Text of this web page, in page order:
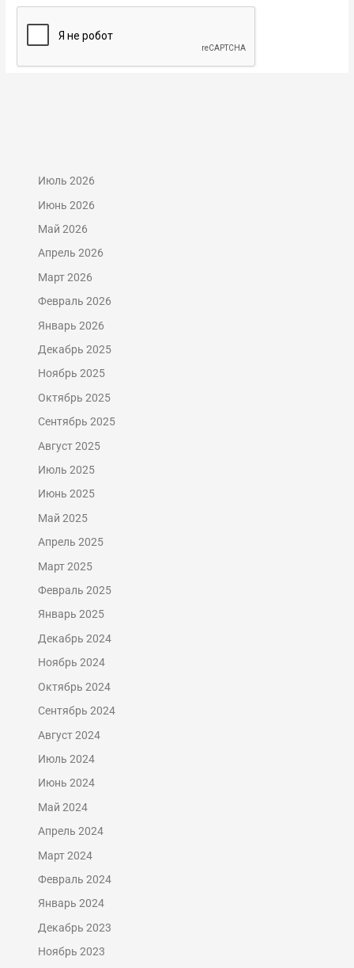
Июль 2026
Июнь 2026
Май 2026
Апрель 2026
Март 2026
Февраль 2026
Январь 2026
Декабрь 2025
Ноябрь 2025
Октябрь 2025
Сентябрь 2025
Август 2025
Июль 2025
Июнь 2025
Май 2025
Апрель 2025
Март 2025
Февраль 2025
Январь 2025
Декабрь 2024
Ноябрь 2024
Октябрь 2024
Сентябрь 2024
Август 2024
Июль 2024
Июнь 2024
Май 2024
Апрель 2024
Март 2024
Февраль 2024
Январь 2024
Декабрь 2023
Ноябрь 2023